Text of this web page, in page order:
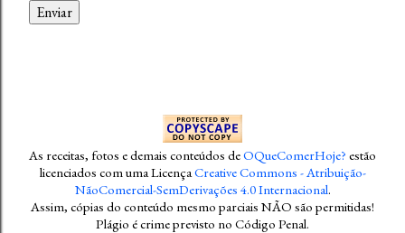
As receitas, fotos e demais conteúdos deOQueComerHoje? estão
licenciados com uma LicençaCreative Commons - Atribuição-
NãoComercial-SemDerivações 4.0 Internacional.
Assim, cópias do conteúdo mesmo parciais NÃO são permitidas!
Plágio é crime previsto no Código Penal.